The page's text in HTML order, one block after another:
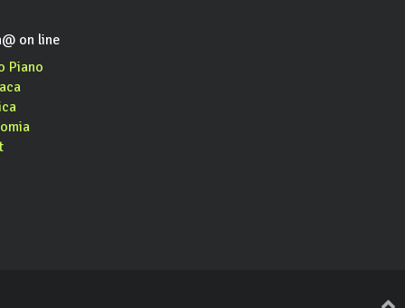
on line
Piano